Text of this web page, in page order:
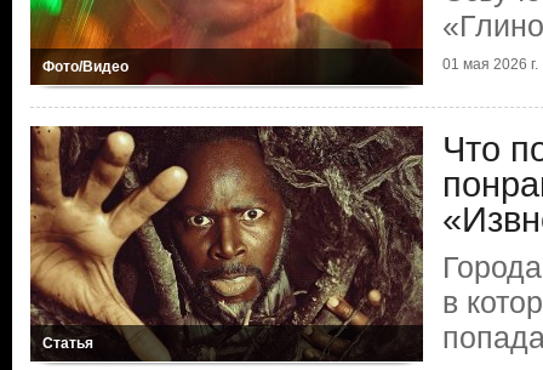
Фото/Видео 01 мая 2026 г.
Статья
Что
в